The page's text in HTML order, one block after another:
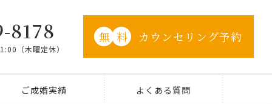
8178
（木曜定休）
カウンセリング予約
無 料
ご成婚実績 よくある質問